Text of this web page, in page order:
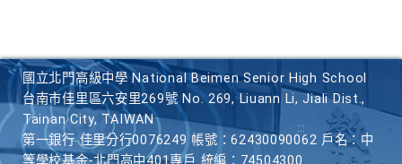
國立北門高級中學 National Beimen Senior High School
台南市佳里區六安里269號 No. 269, Liuann Li, Jiali Dist.,
Tainan City, TAIWAN
第一銀行 佳里分行0076249 帳號：62430090062 戶名：中
等學校基金-北門高中401專戶 統編：74504300